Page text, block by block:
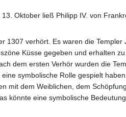
Oktober ließ Philipp IV. von
1307 verhört. Es waren die Templer
Küsse gegeben und erhalten
dem ersten Verhör wurden die
symbolische Rolle gespielt
mit dem Weiblichen, dem
könnte eine symbolische Bedeutung